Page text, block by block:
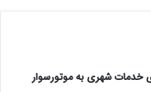
خدمات شهری به موتورسوار